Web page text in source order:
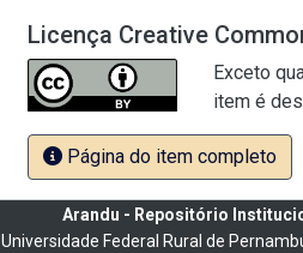
Licença Creative
Exceto
item é
Página do item completo
Arandu - Repositório
Universidade Federal Rural de